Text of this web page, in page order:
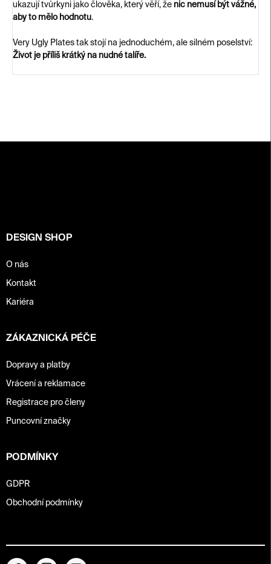
ukazují tvůrkyni jako člověka, který věří, že nic nemusí být vážné,
aby to mělo hodnotu.
Very Ugly Plates tak stojí na jednoduchém, ale silném poselství:
Život je příliš krátký na nudné talíře.
DESIGN SHOP
O nás
Kontakt
Kariéra
ZÁKAZNICKÁ PÉČE
Dopravy a platby
Vrácení a reklamace
Registrace pro členy
Puncovní značky
PODMÍNKY
GDPR
Obchodní podmínky